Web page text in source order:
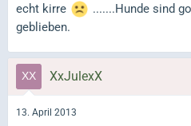
echt kirre
.......Hunde sind
geblieben.
XxJulexX
13. April 2013